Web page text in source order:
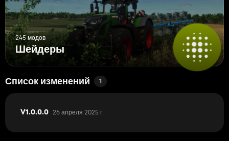
245 модов
Шейдеры
Список изменений 1
V1.0.0.0 26 апреля 2025 г.